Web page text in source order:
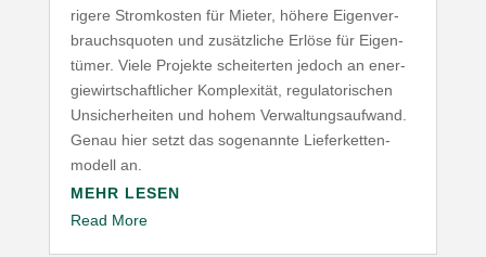
rigere Strom­kosten für Mieter, höhere Eigen­ver­
brauchs­quoten und zusätz­liche Erlöse für Eigen­
tümer. Viele Projekte schei­terten jedoch an ener­
gie­wirt­schaft­licher Komple­xität, regu­la­to­ri­schen
Unsi­cher­heiten und hohem Verwal­tungs­aufwand.
Genau hier setzt das soge­nannte Liefer­ket­ten­
modell an.
MEHR LESEN
Read More